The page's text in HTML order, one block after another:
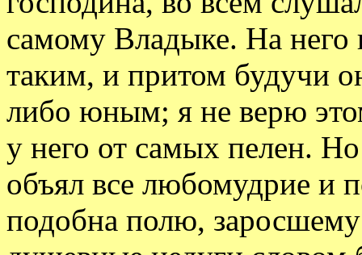
самому Владыке. На него
таким, и притом будучи
либо юным; я не верю
у него от самых пелен.
объял все любомудрие и
подобна полю, заросшему